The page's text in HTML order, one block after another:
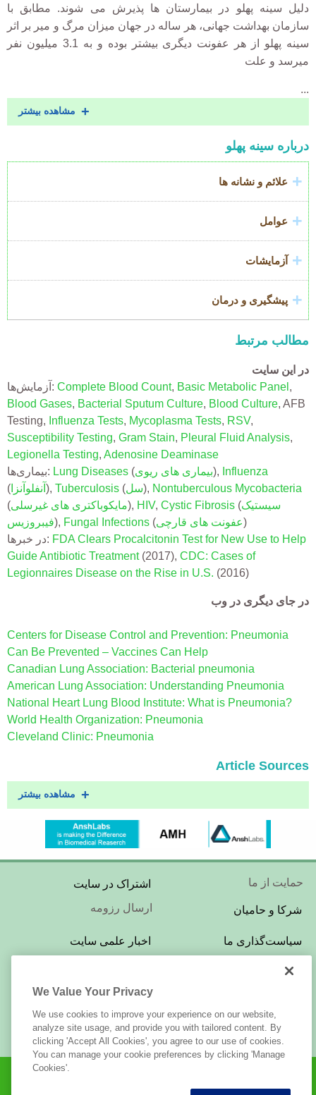
دلیل سینه پهلو در بیمارستان ها پذیرش می شوند. مطابق با
سازمان بهداشت جهانی، هر ساله در جهان میزان مرگ و میر بر اثر
سینه پهلو از هر عفونت دیگری بیشتر بوده و به 3.1 میلیون نفر
میرسد و علت
...
مشاهده بیشتر
Accordion
Title
درباره سینه پهلو
علائم و نشانه ها
عوامل
آزمایشات
پیشگیری و درمان
مطالب مرتبط
در این سایت
آزمایش‌ها: Complete Blood Count, Basic Metabolic Panel ,
Blood Gases, Bacterial Sputum Culture, Blood Culture, AFB
Testing, Influenza Tests, Mycoplasma Tests, RSV,
Susceptibility Testing, Gram Stain, Pleural Fluid Analysis,
Legionella Testing, Adenosine Deaminase
بیماری‌ها: Lung Diseases (بیماری های ریوی), Influenza
( آنفلوآنزا ), Tuberculosis (سل), Nontuberculous Mycobacteria
(مایکوباکتری های غیرسلی), HIV, Cystic Fibrosis (سیستیک
فیبروزیس), Fungal Infections ( عفونت های قارچی
)
در خبرها: FDA Clears Procalcitonin Test for New Use to Help
Guide Antibiotic Treatment(2017), CDC: Cases of
Legionnaires Disease on the Rise in U.S. (2016)
در جای دیگری در وب
Centers for Disease Control and Prevention: Pneumonia
Can Be Prevented – Vaccines Can Help
Canadian Lung Association: Bacterial pneumonia
American Lung Association: Understanding Pneumonia
National Heart Lung Blood Institute: What is Pneumonia?
World Health Organization: Pneumonia
Cleveland Clinic: Pneumonia
Article Sources
مشاهده بیشتر
Footer
اشتراک در سایت حمایت از ما
ارسال رزومه شرکا و حامیان
Footer
Menu
اخبار علمی سایت سیاست‌گذاری ما
تبلیغات در سایت
Menu
درباره‌ی این سایت
تماس با ما قوانین استفاده
We Value Your Privacy
We use cookies to improve your experience on our website,
analyze site usage, and provide you with tailored content. By
clicking 'Accept All Cookies', you agree to our use of cookies.
You can manage your cookie preferences by clicking 'Manage
Cookies'.